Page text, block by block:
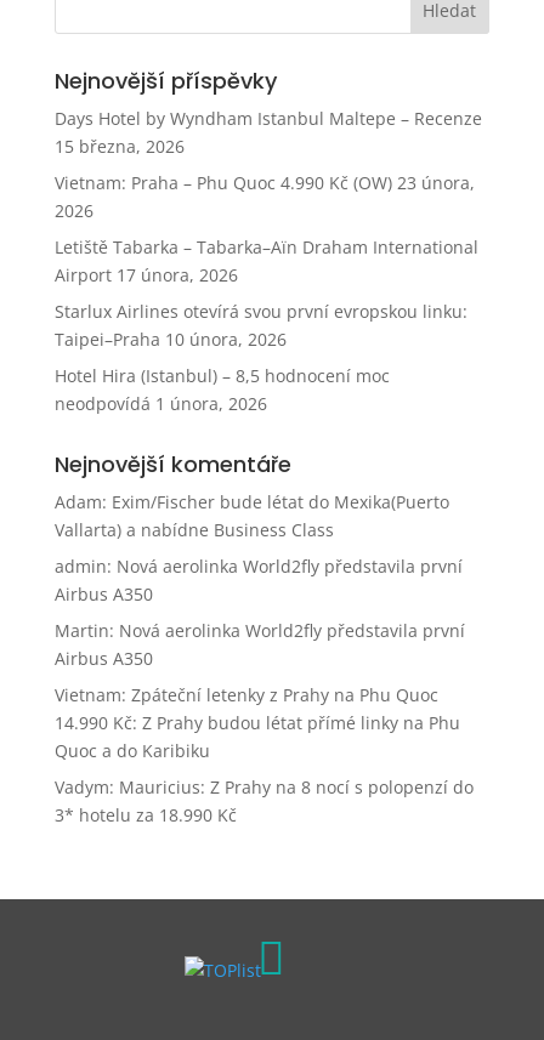
Nejnovější příspěvky
Days Hotel by Wyndham Istanbul Maltepe – Recenze
15 března, 2026
Vietnam: Praha – Phu Quoc 4.990 Kč (OW) 23 února,
2026
Letiště Tabarka – Tabarka–Aïn Draham International
Airport 17 února, 2026
Starlux Airlines otevírá svou první evropskou linku:
Taipei–Praha 10 února, 2026
Hotel Hira (Istanbul) – 8,5 hodnocení moc
neodpovídá 1 února, 2026
Nejnovější komentáře
Adam: Exim/Fischer bude létat do Mexika(Puerto
Vallarta) a nabídne Business Class
admin: Nová aerolinka World2fly představila první
Airbus A350
Martin: Nová aerolinka World2fly představila první
Airbus A350
Vietnam: Zpáteční letenky z Prahy na Phu Quoc
14.990 Kč: Z Prahy budou létat přímé linky na Phu
Quoc a do Karibiku
Vadym: Mauricius: Z Prahy na 8 nocí s polopenzí do
3* hotelu za 18.990 Kč
